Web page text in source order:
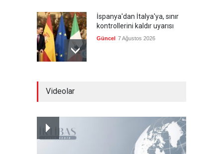
İspanya'dan İtalya'ya, sınır
kontrollerini kaldır uyarısı
Güncel 7 Ağustos 2026
Fransa'nın sosyal medyaya
Videolar